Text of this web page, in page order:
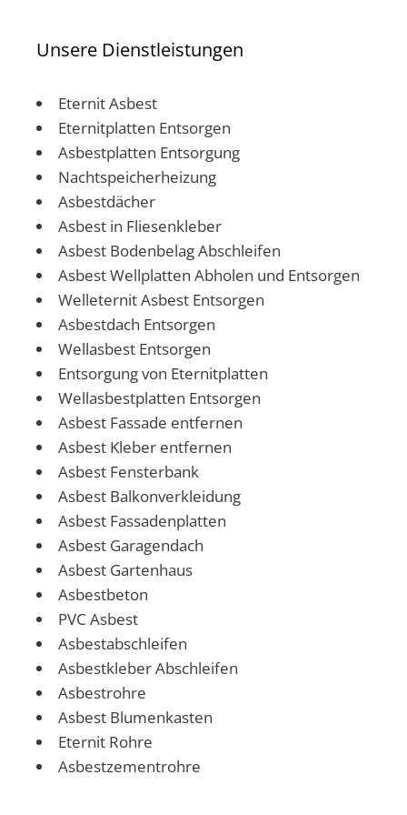
Unsere Dienstleistungen
Eternit Asbest
Eternitplatten Entsorgen
Asbestplatten Entsorgung
Nachtspeicherheizung
Asbestdächer
Asbest in Fliesenkleber
Asbest Bodenbelag Abschleifen
Asbest Wellplatten Abholen und Entsorgen
Welleternit Asbest Entsorgen
Asbestdach Entsorgen
Wellasbest Entsorgen
Entsorgung von Eternitplatten
Wellasbestplatten Entsorgen
Asbest Fassade entfernen
Asbest Kleber entfernen
Asbest Fensterbank
Asbest Balkonverkleidung
Asbest Fassadenplatten
Asbest Garagendach
Asbest Gartenhaus
Asbestbeton
PVC Asbest
Asbestabschleifen
Asbestkleber Abschleifen
Asbestrohre
Asbest Blumenkasten
Eternit Rohre
Asbestzementrohre